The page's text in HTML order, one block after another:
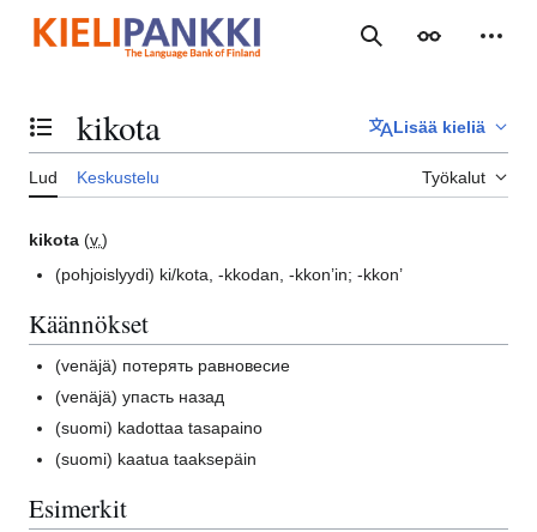
sisältöön
Haku Ulkoasu
Vaihda sisällysluettelo
kikota Lisää kieliä
Lud Keskustelu Työkalut
kikota (v.)
(pohjoislyydi) ki/kota, -kkodan, -kkon’in; -kkon’
Käännökset
(venäjä) потерять равновесие
(venäjä)упасть назад
(suomi) kadottaa tasapaino
(suomi) kaatua taaksepäin
Esimerkit